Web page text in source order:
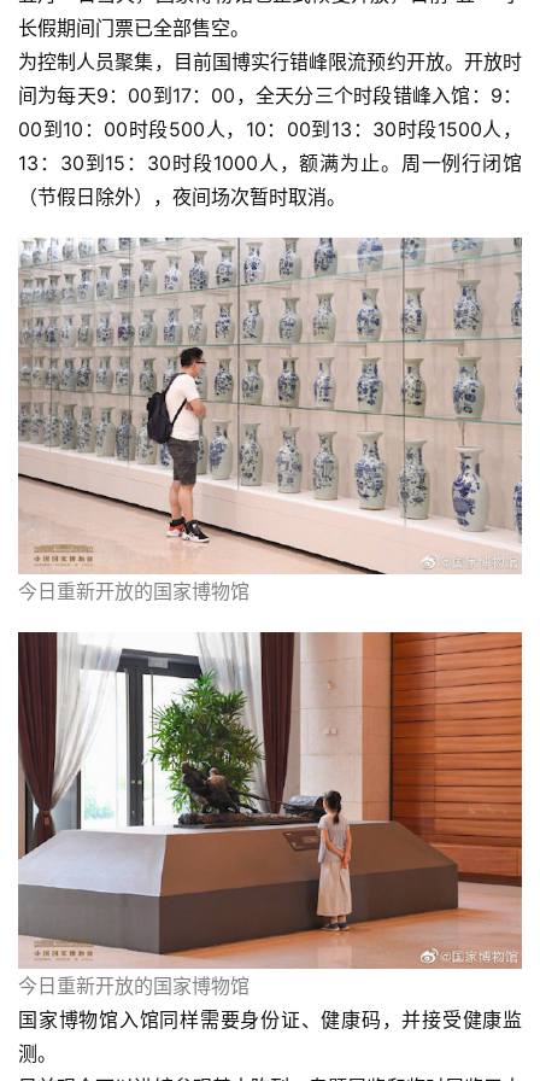
长假期间门票已全部售空。
为控制人员聚集，目前国博实行错峰限流预约开放。开放时
间为每天9：00到17：00，全天分三个时段错峰入馆：9：
00到10：00时段500人，10：00到13：30时段1500人，
13：30到15：30时段1000人，额满为止。周一例行闭馆
（节假日除外），夜间场次暂时取消。
今日重新开放的国家博物馆
今日重新开放的国家博物馆
国家博物馆入馆同样需要身份证、健康码，并接受健康监
测。